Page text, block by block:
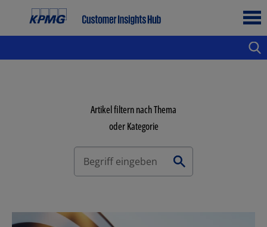
Artikel filtern nach Thema
oder Kategorie